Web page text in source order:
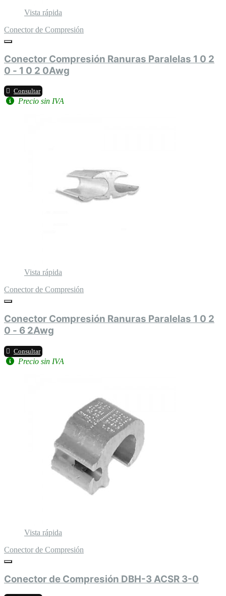
Vista rápida
Conector de Compresión
Conector Compresión Ranuras Paralelas 1 0 2
0 - 1 0 2 0Awg
Consultar
Precio sin IVA
Vista rápida
Conector de Compresión
Conector Compresión Ranuras Paralelas 1 0 2
0 - 6 2Awg
Consultar
Precio sin IVA
Vista rápida
Conector de Compresión
Conector de Compresión DBH-3 ACSR 3-0